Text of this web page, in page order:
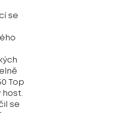
se
Top
se